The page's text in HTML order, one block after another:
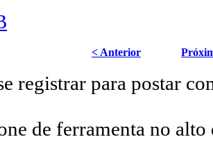
< Anterior
registrar para postar
de ferramenta no alto